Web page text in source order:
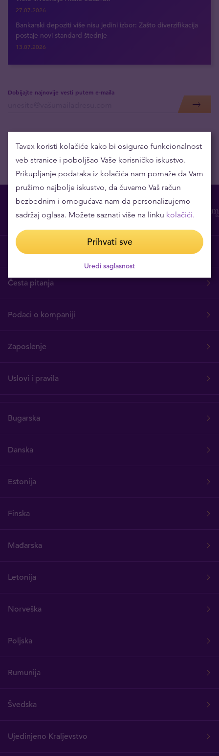
27.07.2026
Bankarski depoziti više nisu jedini izbor: Zašto diverzifikacija
postaje novi standard štednje
13.07.2026
Dobijajte najnovije vesti putem e-maila
O nama
Česta pitanja
Podaci o kompaniji
Zaposlenje
Uslovi i pravila
Bugarska
Danska
Estonija
Finska
Mađarska
Letonija
Norveška
Poljska
Rumunija
Švedska
Ujedinjeno Kraljevstvo
Tavex koristi kolačiće kako bi osigurao funkcionalnost
veb stranice i poboljšao Vaše korisničko iskustvo.
Prikupljanje podataka iz kolačića nam pomaže da Vam
pružimo najbolje iskustvo, da čuvamo Vaš račun
bezbednim i omogućava nam da personalizujemo
sadržaj oglasa. Možete saznati više na linku kolačići.
Prihvati sve
Uredi saglasnost